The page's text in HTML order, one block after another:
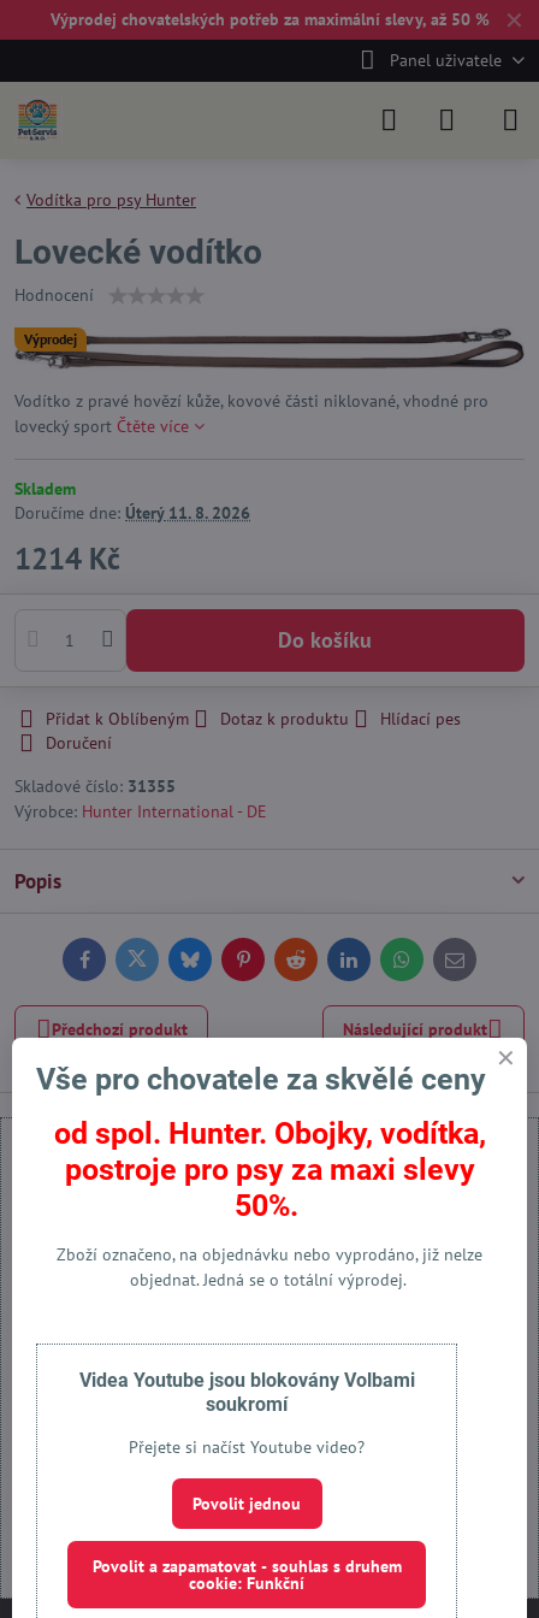
✕
Výprodej chovatelských potřeb za maximální slevy, až 50 %
Panel uživatele
Výprodej
Vodítka pro psy Hunter
Lovecké vodítko
Hodnocení
Vodítko z pravé hovězí kůže, kovové části niklované, vhodné pro
lovecký sport Čtěte více
Skladem
Doručíme dne: Úterý11. 8. 2026
1214 Kč
Do košíku
Přidat k Oblíbeným Dotaz k produktu
Hlídací pes
Doručení
Skladové číslo: 31355
Výrobce: Hunter International - DE
Popis
FacebookTwitterBlueskyPinterestReddit LinkedInWhatsApp
E-
mail
Předchozí produkt Následující produkt
Externí obsah je blokován Volbami soukromí
Přejete si načíst externí obsah?
Povolit jednou
Povolit a zapamatovat - souhlas s druhem cookie: Funkční
Vše pro chovatele za skvělé ceny
od spol. Hunter. Obojky, vodítka,
postroje pro psy za maxi slevy
50%.
Zboží označeno, na objednávku nebo vyprodáno, již nelze
objednat. Jedná se o totální výprodej.
Videa Youtube jsou blokovány Volbami
soukromí
Přejete si načíst Youtube video?
Povolit jednou
Povolit a zapamatovat - souhlas s druhem
cookie: Funkční